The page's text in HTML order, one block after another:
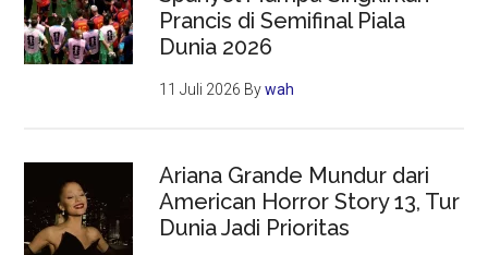
Prancis di Semifinal Piala
Dunia 2026
11 Juli 2026 Bywah
Ariana Grande Mundur dari
American Horror Story 13, Tur
Dunia Jadi Prioritas